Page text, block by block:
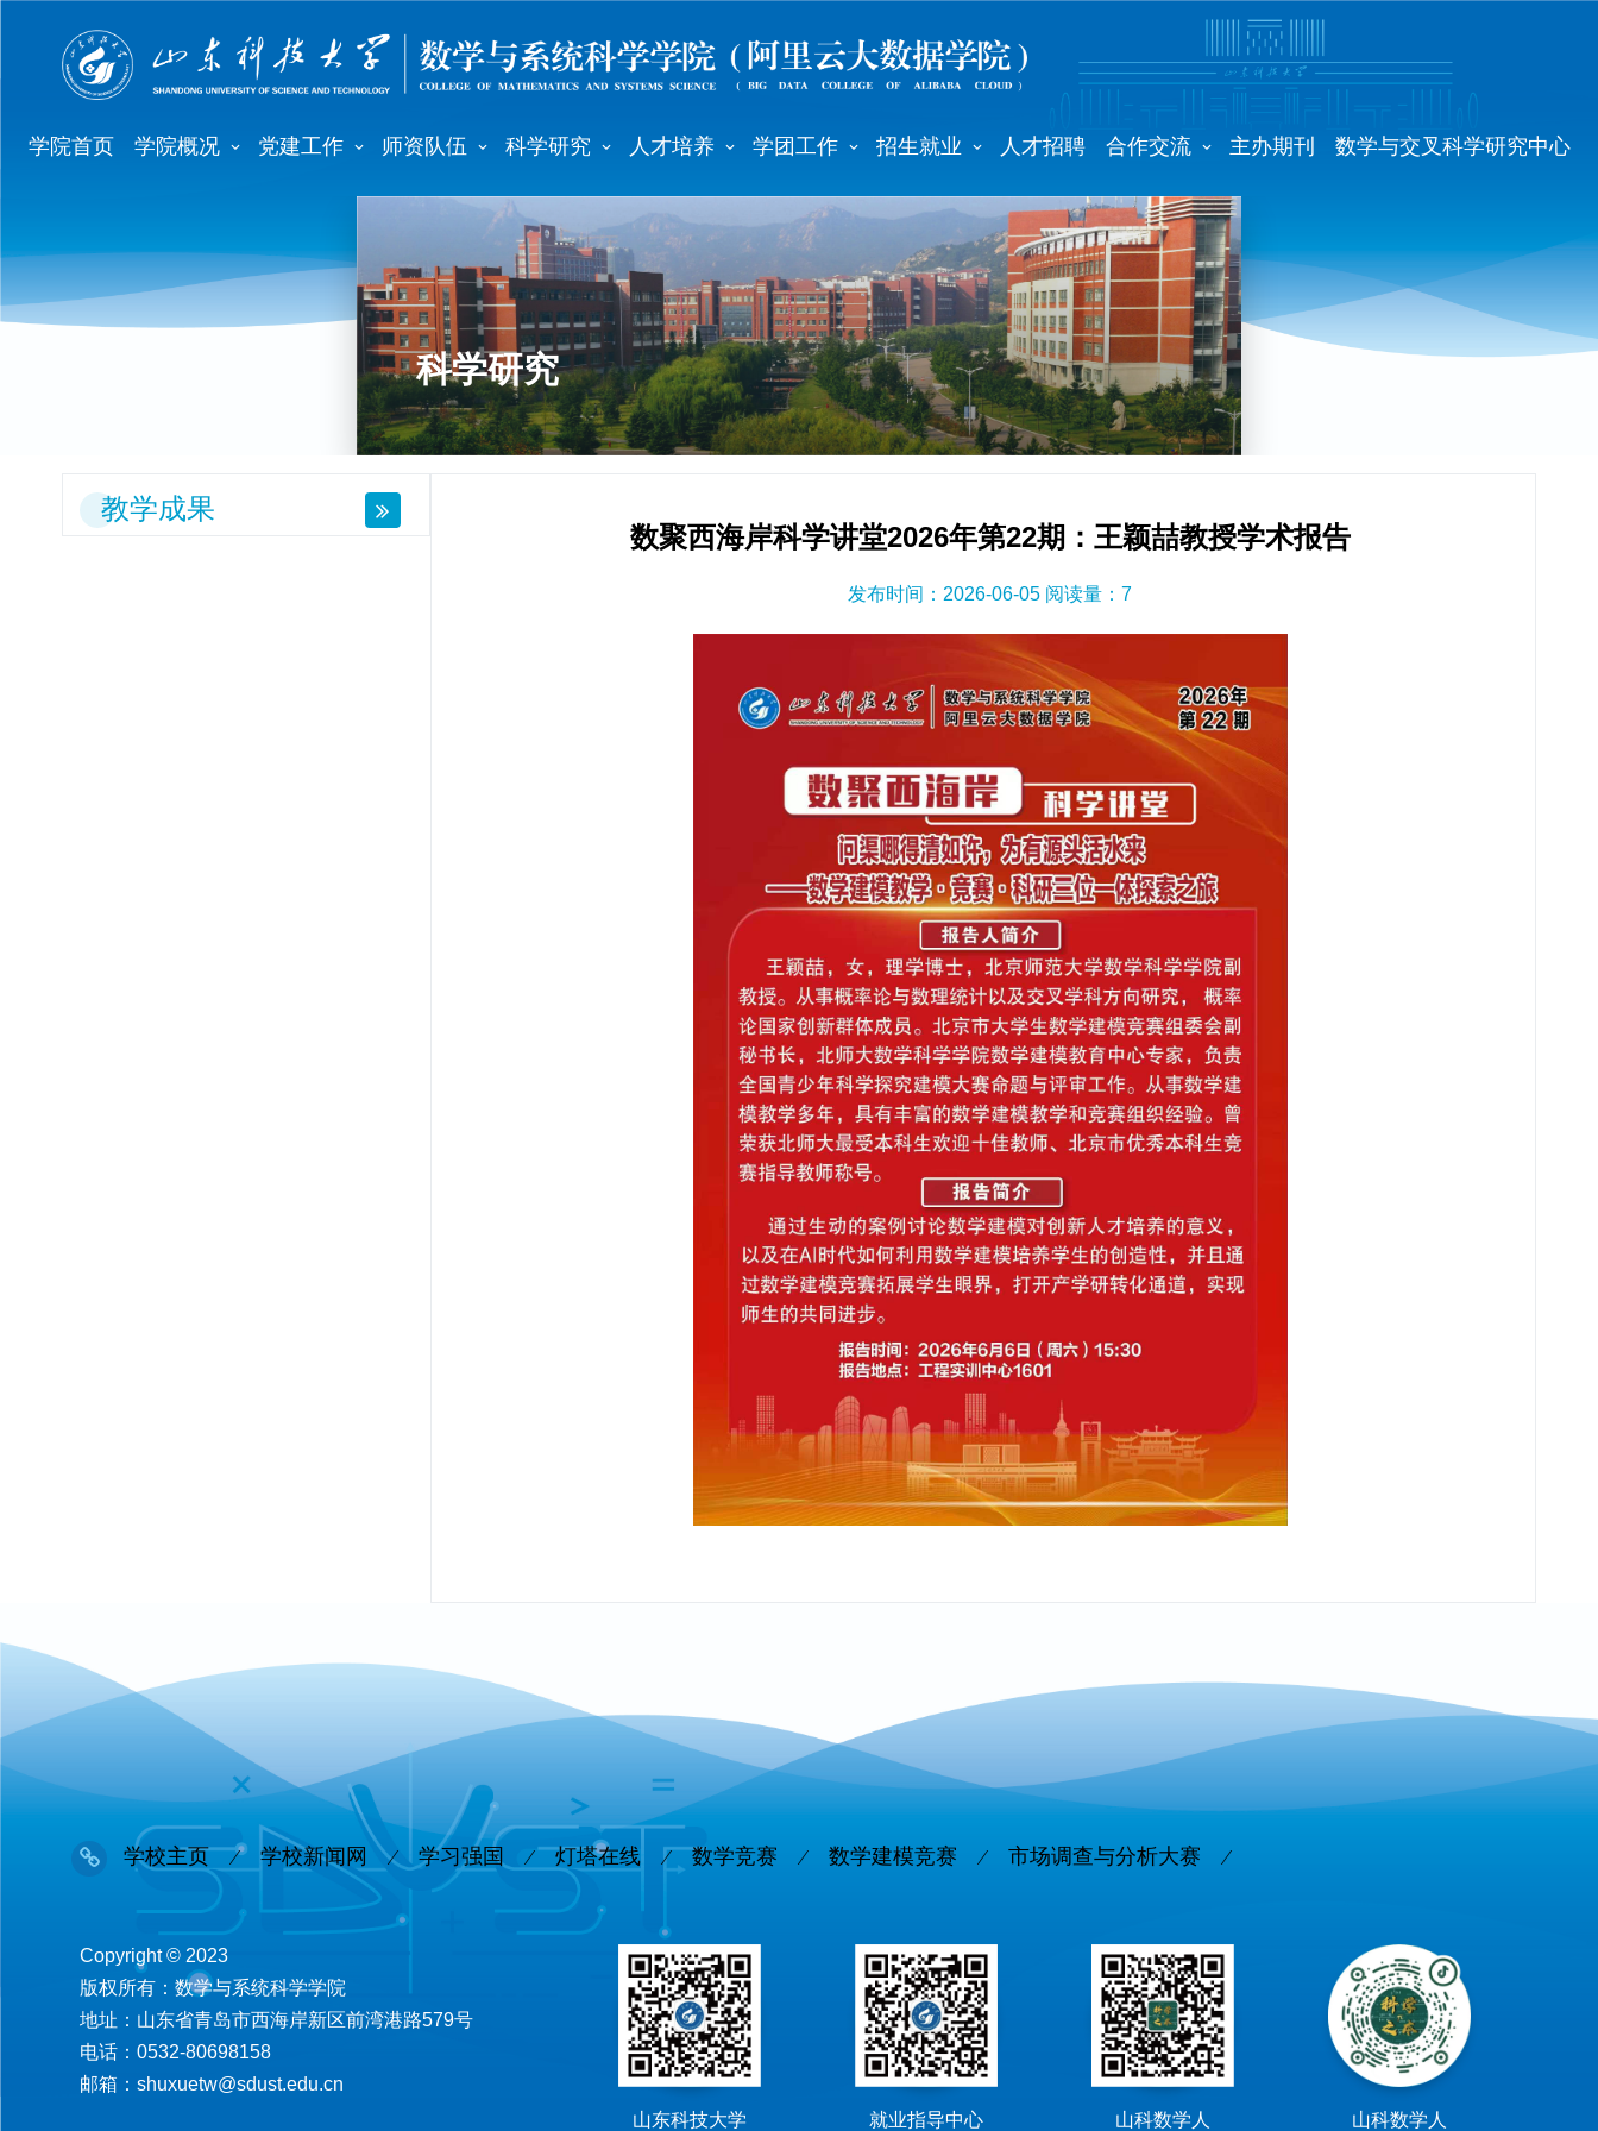
学院首页 学院概况 党建工作 师资队伍 科学研究 人才培养 学团工作 招生就业 人才招聘 合作交流 主办期刊 数学与交叉科学研究中心
科学研究
教学成果
数聚西海岸科学讲堂2026年第22期：王颖喆教授学术报告
发布时间：2026-06-05 阅读量： 7
学校主页 学校新闻网 学习强国 灯塔在线 数学竞赛 数学建模竞赛 市场调查与分析大赛
Copyright © 2023
版权所有：数学与系统科学学院
地址：山东省青岛市西海岸新区前湾港路579号
电话：0532-80698158
邮箱：shuxuetw@sdust.edu.cn
山东科技大学
就业指导中心 山科数学人 山科数学人